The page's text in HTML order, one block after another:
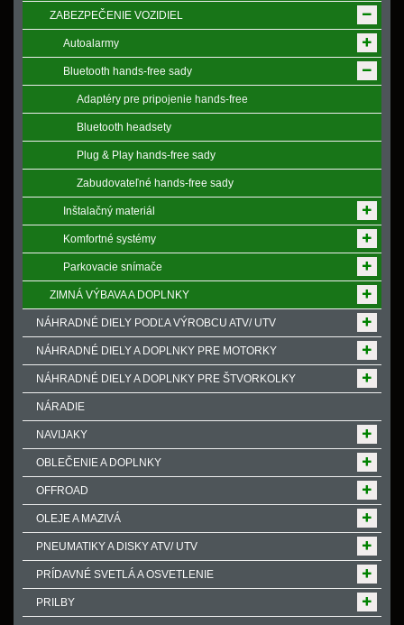
ZABEZPEČENIE VOZIDIEL
Autoalarmy
Bluetooth hands-free sady
Adaptéry pre pripojenie hands-free
Bluetooth headsety
Plug & Play hands-free sady
Zabudovateľné hands-free sady
Inštalačný materiál
Komfortné systémy
Parkovacie snímače
ZIMNÁ VÝBAVA A DOPLNKY
NÁHRADNÉ DIELY PODĽA VÝROBCU ATV/ UTV
NÁHRADNÉ DIELY A DOPLNKY PRE MOTORKY
NÁHRADNÉ DIELY A DOPLNKY PRE ŠTVORKOLKY
NÁRADIE
NAVIJAKY
OBLEČENIE A DOPLNKY
OFFROAD
OLEJE A MAZIVÁ
PNEUMATIKY A DISKY ATV/ UTV
PRÍDAVNÉ SVETLÁ A OSVETLENIE
PRILBY